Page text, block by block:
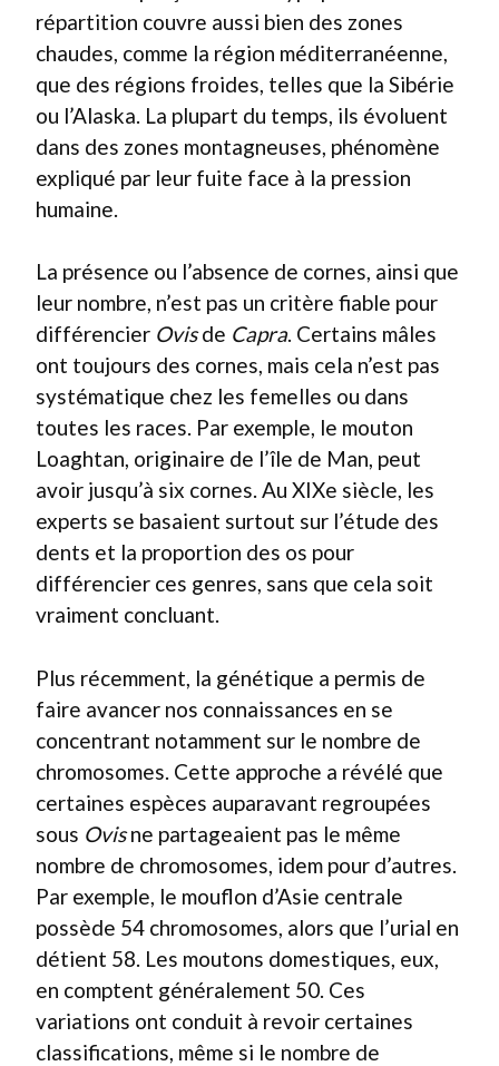
répartition couvre aussi bien des zones
chaudes, comme la région méditerranéenne,
que des régions froides, telles que la Sibérie
ou l’Alaska. La plupart du temps, ils évoluent
dans des zones montagneuses, phénomène
expliqué par leur fuite face à la pression
humaine.
La présence ou l’absence de cornes, ainsi que
leur nombre, n’est pas un critère fiable pour
différencier Ovisde Capra. Certains mâles
ont toujours des cornes, mais cela n’est pas
systématique chez les femelles ou dans
toutes les races. Par exemple, le mouton
Loaghtan, originaire de l’île de Man, peut
avoir jusqu’à six cornes. Au XIXe siècle, les
experts se basaient surtout sur l’étude des
dents et la proportion des os pour
différencier ces genres, sans que cela soit
vraiment concluant.
Plus récemment, la génétique a permis de
faire avancer nos connaissances en se
concentrant notamment sur le nombre de
chromosomes. Cette approche a révélé que
certaines espèces auparavant regroupées
sous Ovisne partageaient pas le même
nombre de chromosomes, idem pour d’autres.
Par exemple, le mouflon d’Asie centrale
possède 54 chromosomes, alors que l’urial en
détient 58. Les moutons domestiques, eux,
en comptent généralement 50. Ces
variations ont conduit à revoir certaines
classifications, même si le nombre de